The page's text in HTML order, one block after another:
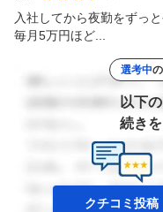
入社してから夜勤をずっ
毎月5万円ほど...
選考中
以下
続き
クチコミ投稿